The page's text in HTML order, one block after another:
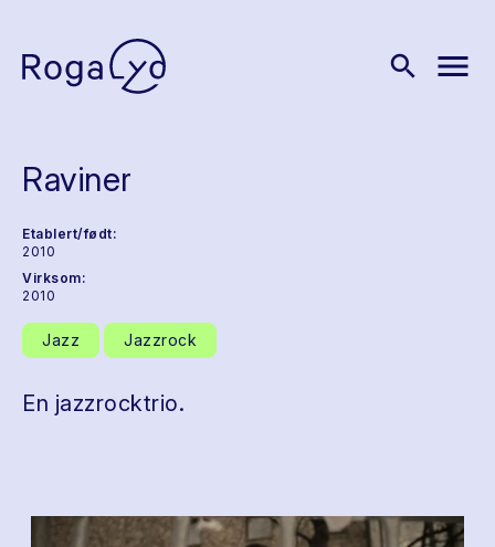
search menu
Raviner
Etablert/født:
2010
Virksom:
2010
Jazz Jazzrock
En jazzrocktrio.